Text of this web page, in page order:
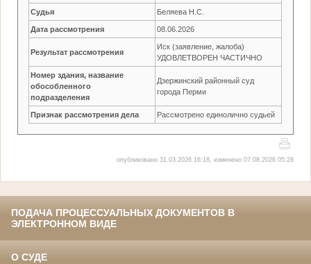
Судья Беляева Н.С.
Дата рассмотрения 08.06.2026
Результат рассмотрения
Иск (заявление, жалоба)
УДОВЛЕТВОРЕН ЧАСТИЧНО
Номер здания, название
обособленного
подразделения
Дзержинский районный суд
города Перми
Признак рассмотрения дела Рассмотрено единолично судьей
опубликовано 31.03.2026 16:18, изменено 07.08.2026 05:28
ПОДАЧА ПРОЦЕССУАЛЬНЫХ ДОКУМЕНТОВ В
ЭЛЕКТРОННОМ ВИДЕ
О СУДЕ